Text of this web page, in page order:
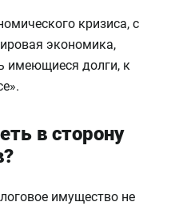
кризиса, с
экономика,
имеющиеся долги, к
в сторону
имущество не